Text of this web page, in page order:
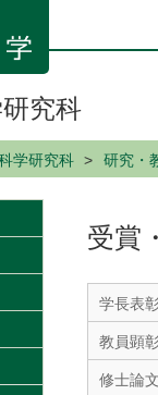
究科
学研究科 研究・
受賞
学長表
教員顕
修士論